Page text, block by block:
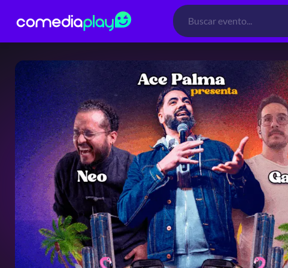
Búsqueda
de
productos